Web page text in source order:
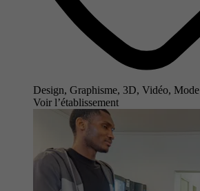
Design, Graphisme, 3D, Vidéo, Mode
Voir l’établissement